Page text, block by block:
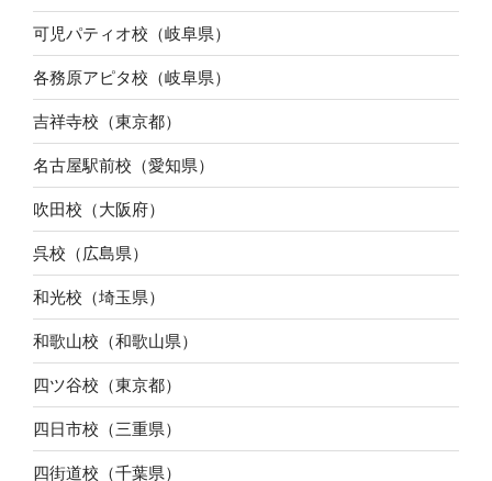
可児パティオ校（岐阜県）
各務原アピタ校（岐阜県）
吉祥寺校（東京都）
名古屋駅前校（愛知県）
吹田校（大阪府）
呉校（広島県）
和光校（埼玉県）
和歌山校（和歌山県）
四ツ谷校（東京都）
四日市校（三重県）
四街道校（千葉県）